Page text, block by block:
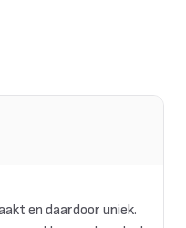
en daardoor uniek.